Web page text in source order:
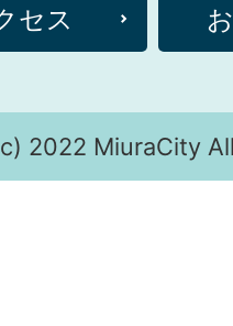
セス
2022 MiuraCity